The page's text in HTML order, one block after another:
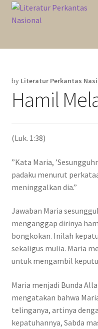
Skip
to
Langsung
ke
Kategori
Marketplace
Katalog
by Literatur Perkantas
Hamil
(Luk. 1:38)
”Kata Maria,
padaku menurut
meninggalkan dia.”
Jawaban Maria
menganggap dirinya
bongkokan. Inilah
sekaligus mulia. Maria
untuk mengambil
Maria menjadi Bunda
mengatakan bahwa
telinganya, artinya
kepatuhannya, Sabda